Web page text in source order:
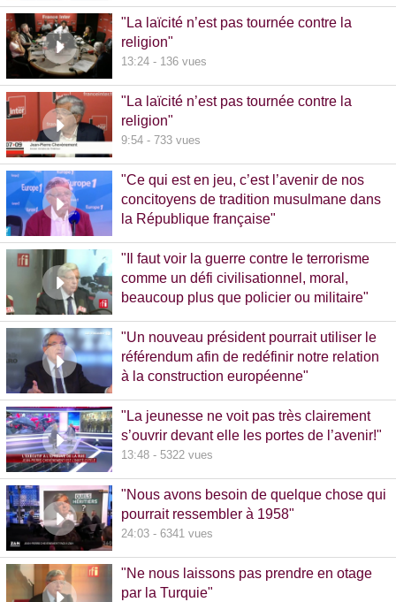
"La laïcité n’est pas tournée contre la
religion"
13:24 - 136 vues
"La laïcité n’est pas tournée contre la
religion"
9:54 - 733 vues
"Ce qui est en jeu, c’est l’avenir de nos
concitoyens de tradition musulmane dans
la République française"
"Il faut voir la guerre contre le terrorisme
comme un défi civilisationnel, moral,
beaucoup plus que policier ou militaire"
"Un nouveau président pourrait utiliser le
référendum afin de redéfinir notre relation
à la construction européenne"
"La jeunesse ne voit pas très clairement
s’ouvrir devant elle les portes de l’avenir!"
13:48 - 5322 vues
"Nous avons besoin de quelque chose qui
pourrait ressembler à 1958"
24:03 - 6341 vues
"Ne nous laissons pas prendre en otage
par la Turquie"